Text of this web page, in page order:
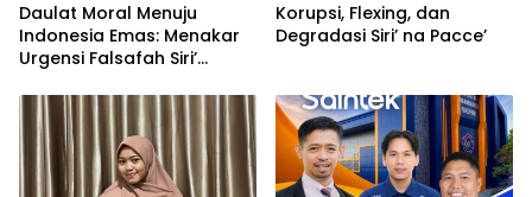
Daulat Moral Menuju
Indonesia Emas: Menakar
Urgensi Falsafah Siri’
Ancaman Kleptokrasi
Korupsi, Flexing, dan
Degradasi Siri’ na Pacce’